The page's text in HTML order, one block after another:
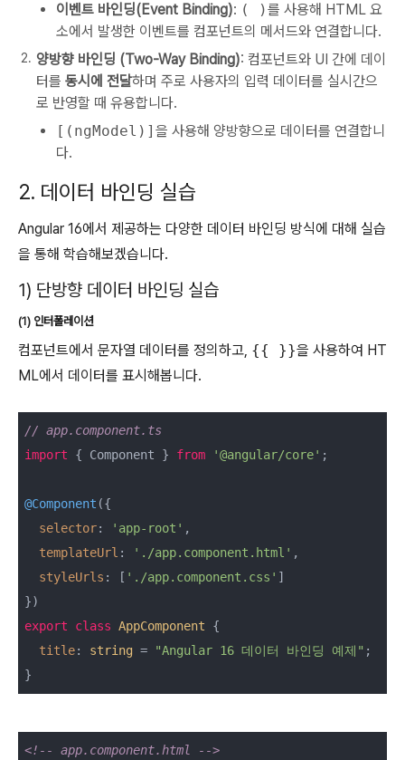
이벤트 바인딩(Event Binding): ( )를 사용해 HTML 요
소에서 발생한 이벤트를 컴포넌트의 메서드와 연결합니다.
양방향 바인딩 (Two-Way Binding): 컴포넌트와 UI 간에 데이
터를 동시에 전달하며 주로 사용자의 입력 데이터를 실시간으
로 반영할 때 유용합니다.
[(ngModel)] 을 사용해 양방향으로 데이터를 연결합니
다.
2. 데이터 바인딩 실습
Angular 16에서 제공하는 다양한 데이터 바인딩 방식에 대해 실습
을 통해 학습해보겠습니다.
1) 단방향 데이터 바인딩 실습
(1) 인터폴레이션
컴포넌트에서 문자열 데이터를 정의하고, {{ }}을 사용하여 HT
ML에서 데이터를 표시해봅니다.
// app.component.ts
import { Component } from '@angular/core' ;
@Component ({
selector: 'app-root' ,
templateUrl : './app.component.html' ,
styleUrls : [ './app.component.css' ]
export
class AppComponent
{
title: string = "Angular 16 데이터 바인딩 예제" ;
}
<!-- app.component.html -->